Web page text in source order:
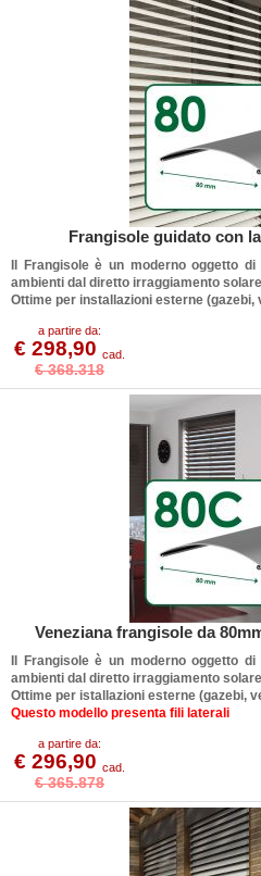
Frangisole guidato con
Frangisoleè un moderno oggetto di
ambienti dal diretto irraggiamento
Ottime per installazioni esterne (gazebi,
a partire da:
€ 298,90 cad.
€ 368.318
Veneziana frangisole da
Frangisoleè un moderno oggetto di
ambienti dal diretto irraggiamento
Ottime per istallazioni esterne (gazebi,
Questo modello presenta fili laterali
a partire da:
€ 296,90 cad.
€ 365.878